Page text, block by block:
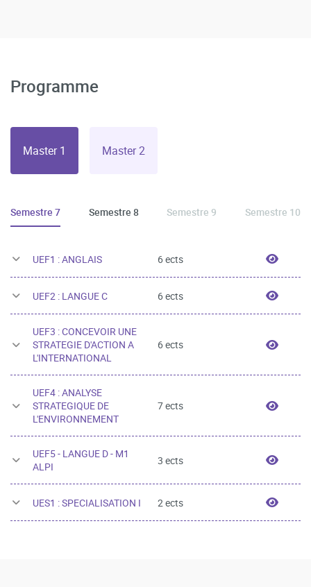
Programme
Master 1 Master 2
Semestre 7 Semestre 8 Semestre 9 Semestre 10
UEF1 : ANGLAIS 6 ects UEF1
UEF2 : LANGUE C 6 ects UEF2
UEF3 : CONCEVOIR UNE
STRATEGIE D'ACTION A
L'INTERNATIONAL
6 ects UEF3
UEF4 : ANALYSE
STRATEGIQUE DE
L'ENVIRONNEMENT
7 ects UEF4
UEF5 - LANGUE D - M1
ALPI
3 ects UEF5
UES1 : SPECIALISATION I 2 ects UES1